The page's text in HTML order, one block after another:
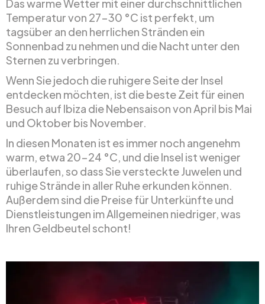
Das warme Wetter mit einer durchschnittlichen
Temperatur von 27-30 °C ist perfekt, um
tagsüber an den herrlichen Stränden ein
Sonnenbad zu nehmen und die Nacht unter den
Sternen zu verbringen.
Wenn Sie jedoch die ruhigere Seite der Insel
entdecken möchten, ist die beste Zeit für einen
Besuch auf Ibiza die Nebensaison von April bis Mai
und Oktober bis November.
In diesen Monaten ist es immer noch angenehm
warm, etwa 20-24 °C, und die Insel ist weniger
überlaufen, so dass Sie versteckte Juwelen und
ruhige Strände in aller Ruhe erkunden können.
Außerdem sind die Preise für Unterkünfte und
Dienstleistungen im Allgemeinen niedriger, was
Ihren Geldbeutel schont!